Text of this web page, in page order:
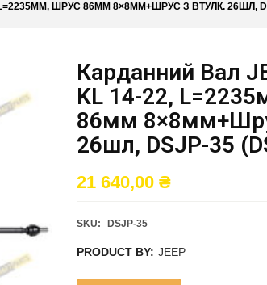
ШРУС 86ММ 8×8ММ+ШРУС З ВТУЛК. 26ШЛ,
Карданний Вал
KL 14-22,
86мм
26шл, DSJP-35
21 640,00 ₴
SKU: DSJP-35
PRODUCT BY: JEEP